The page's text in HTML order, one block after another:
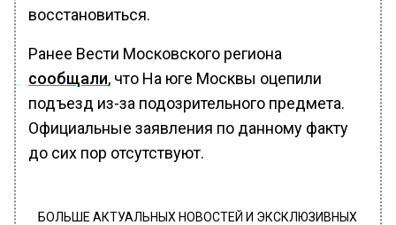
восстановиться.
Ранее Вести Московского региона
сообщали, что На юге Москвы оцепили
подъезд из-за подозрительного предмета.
Официальные заявления по данному факту
до сих пор отсутствуют.
БОЛЬШЕ АКТУАЛЬНЫХ НОВОСТЕЙ И ЭКСКЛЮЗИВНЫХ